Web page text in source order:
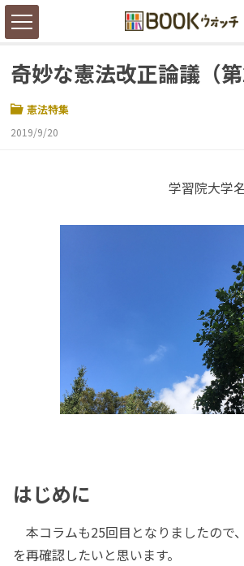
奇妙な憲法改正論議（第
憲法特集
2019/9/20
学習院大学
はじめに
本コラムも25回目となりましたので
を再確認したいと思います。